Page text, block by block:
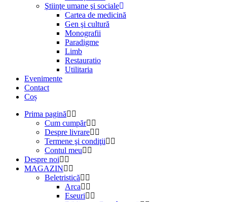
Ştiinţe umane şi sociale
Cartea de medicină
Gen şi cultură
Monografii
Paradigme
Limb
Restauratio
Utilitaria
Evenimente
Contact
Coș
Prima pagină
Cum cumpăr
Despre livrare
Termene şi condiţii
Contul meu
Despre noi
MAGAZIN
Beletristică
Arca
Eseuri